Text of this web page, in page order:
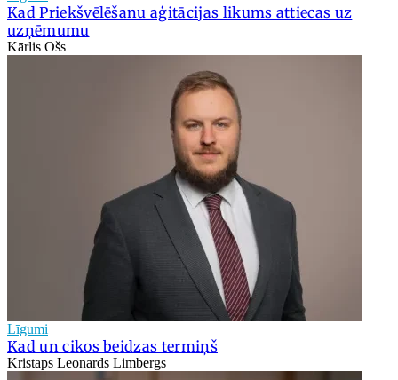
Kad Priekšvēlēšanu aģitācijas likums attiecas uz
uzņēmumu
Kārlis Ošs
Līgumi
Kad un cikos beidzas termiņš
Kristaps Leonards Limbergs